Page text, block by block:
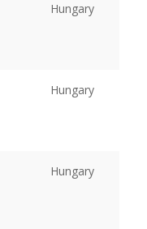
Hungary
Hungary
Hungary